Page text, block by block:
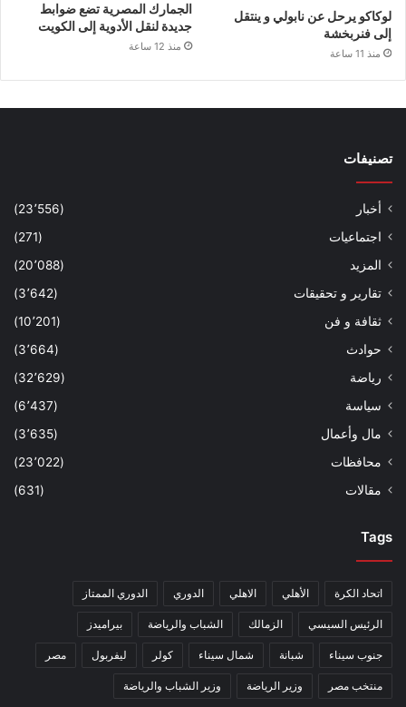
لوكاكو يرحل عن نابولي و ينتقل
إلى فنربخشة
منذ 11 ساعة
الجمارك المصرية تضع ضوابط
جديدة لنقل الأدوية إلى الكويت
منذ 12 ساعة
تصنيفات
أخبار
(23٬556)
اجتماعيات
(271)
المزيد
(20٬088)
تقارير و تحقيقات
(3٬642)
ثقافة و فن
(10٬201)
حوادث
(3٬664)
رياضة
(32٬629)
سياسة
(6٬437)
مال وأعمال
(3٬635)
محافظات
(23٬022)
مقالات
(631)
Tags
اتحاد الكرة الأهلي الاهلي الدوري الدوري الممتاز
الرئيس السيسي الزمالك الشباب والرياضة بيراميدز
جنوب سيناء شبانة شمال سيناء كولر ليفربول مصر
منتخب مصر وزير الرياضة وزير الشباب والرياضة